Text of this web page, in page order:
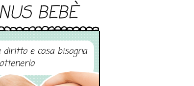
BEBÈ
diritto e cosa bisogna